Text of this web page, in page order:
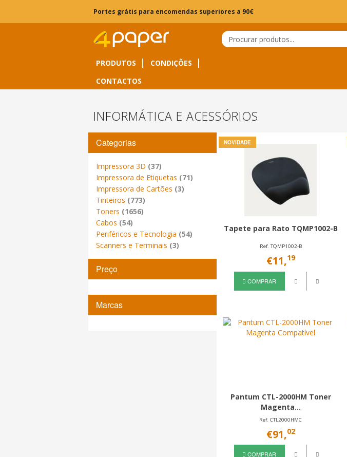
Portes grátis para encomendas superiores a 90€
PRODUTOS
CONDIÇÕES
CONTACTOS
INFORMÁTICA E ACESSÓRIOS
Categorias
Impressora 3D (37)
Impressora de Etiquetas (71)
Impressora de Cartões (3)
Tinteiros (773)
Toners (1656)
Cabos (54)
Periféricos e Tecnologia (54)
Scanners e Terminais (3)
Preço
Marcas
NOVIDADE
Tapete para Rato TQMP1002-B
Ref. TQMP1002-B
€11,19
COMPRAR
Pantum CTL-2000HM Toner
Magenta...
Ref. CTL2000HMC
€91,02
COMPRAR